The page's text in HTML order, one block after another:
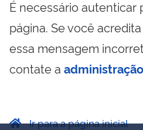
É necessário autenticar
página. Se você
essa mensagem
contate a
Ir para a página inicial